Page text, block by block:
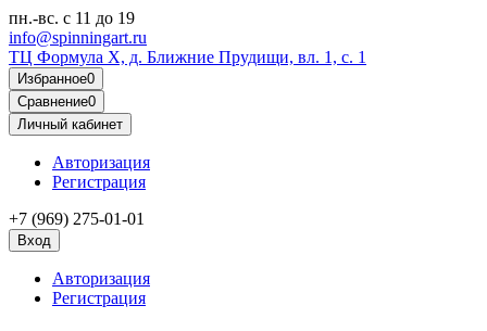
пн.-вс. с 11 до 19
info@spinningart.ru
ТЦ Формула X, д. Ближние Прудищи, вл. 1, с. 1
Избранное0
Сравнение0
Личный кабинет
Авторизация
Регистрация
+7 (969) 275-01-01
Вход
Авторизация
Регистрация